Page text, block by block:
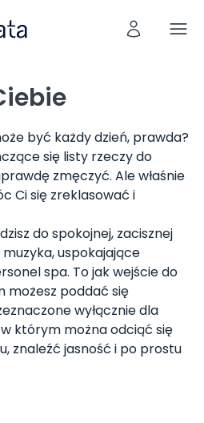
być każdy dzień, prawda?
się listy rzeczy do
zmęczyć. Ale właśnie
Ci się zreklasować i
do spokojnej, zacisznej
muzyka, uspokajające
spa. To jak wejście do
możesz poddać się
wyłącznie dla
którym można odciąć się
znaleźć jasność i po prostu